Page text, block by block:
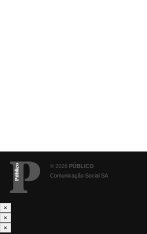
© 2026 PÚBLICO
Comunicação Social SA
×
×
×